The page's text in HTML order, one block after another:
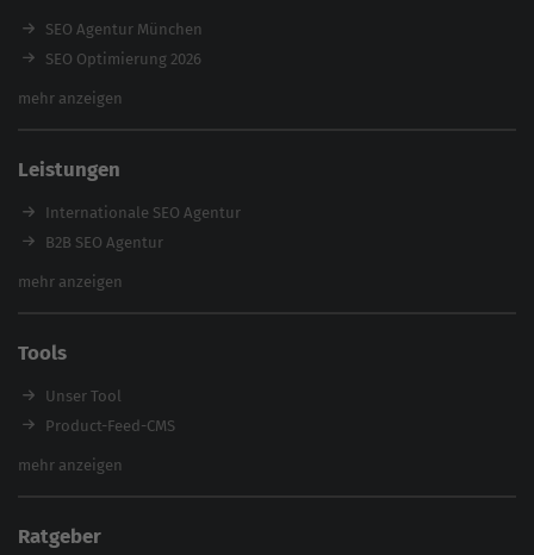
SEO Agentur München
SEO Optimierung 2026
Backlink-Audit 2026
Referenzen
E-Books
Magazin
mehr anzeigen
Leistungen
Internationale SEO Agentur
B2B SEO Agentur
Inhouse SEO Agentur
Enterprise SEO Agentur
Workshops
mehr anzeigen
Tools
Unser Tool
Product-Feed-CMS
Website Analyse
Backlink-Check
mehr anzeigen
Ratgeber